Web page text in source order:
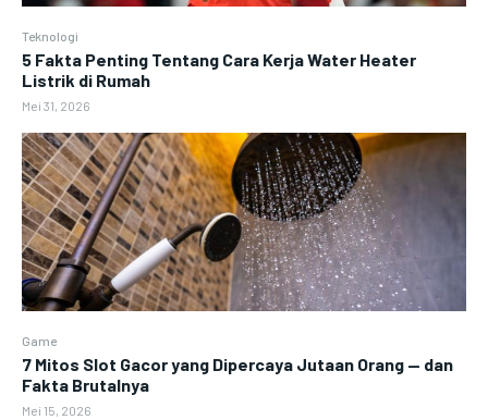
Teknologi
5 Fakta Penting Tentang Cara Kerja Water Heater
Listrik di Rumah
Mei 31, 2026
Game
7 Mitos Slot Gacor yang Dipercaya Jutaan Orang — dan
Fakta Brutalnya
Mei 15, 2026